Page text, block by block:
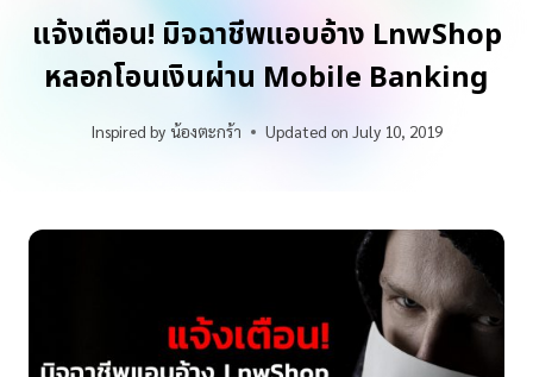
แจ้งเตือน! มิจฉาชีพแอบอ้าง LnwShop
หลอกโอนเงินผ่าน Mobile Banking
Inspired by น้องตะกร้า Updated on July 10, 2019